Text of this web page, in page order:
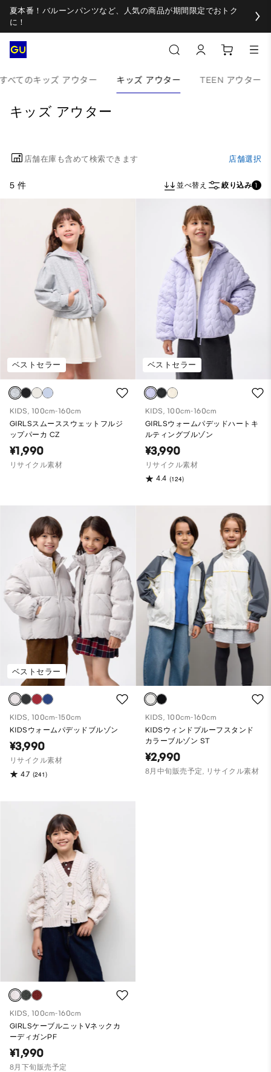
夏本番！バルーンパンツなど、人気の商品が期間限定でおトク
に！
べてのキッズ アウター キッズ アウター TEEN アウター
キッズ アウター
店舗在庫も含めて検索できます 店舗選択
5 件 並べ替え 絞り込み 1
ベストセラー
KIDS, 100cm-160cm
GIRLSスムーススウェットフルジ
ップパーカ CZ
¥1,990
リサイクル素材
ベストセラー
KIDS, 100cm-160cm
GIRLSウォームパデッドハートキ
ルティングブルゾン
¥3,990
リサイクル素材
4.4 (124)
ベストセラー
KIDS, 100cm-150cm
KIDSウォームパデッドブルゾン
¥3,990
リサイクル素材
4.7 (241)
KIDS, 100cm-160cm
KIDSウィンドプルーフスタンド
カラーブルゾン ST
¥2,990
8月中旬販売予定, リサイクル素材
KIDS, 100cm-160cm
GIRLSケーブルニットVネックカ
ーディガンPF
¥1,990
8月下旬販売予定